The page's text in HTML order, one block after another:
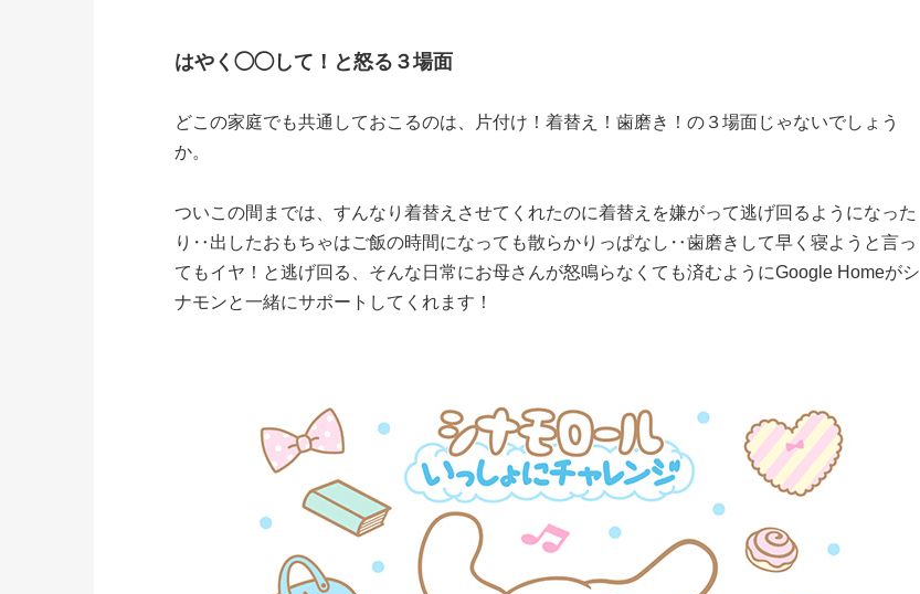
はやく◯◯して！と怒る３場面
どこの家庭でも共通しておこるのは、片付け！着替え！歯磨き！の３場面じゃないでしょう
か。
ついこの間までは、すんなり着替えさせてくれたのに着替えを嫌がって逃げ回るようになった
り‥出したおもちゃはご飯の時間になっても散らかりっぱなし‥歯磨きして早く寝ようと言っ
てもイヤ！と逃げ回る、そんな日常にお母さんが怒鳴らなくても済むようにGoogle Homeがシ
ナモンと一緒にサポートしてくれます！